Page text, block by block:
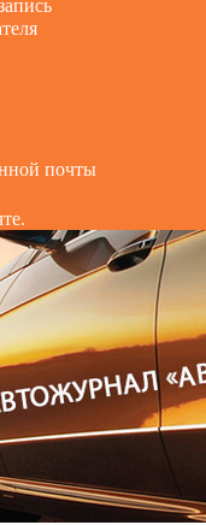
почты